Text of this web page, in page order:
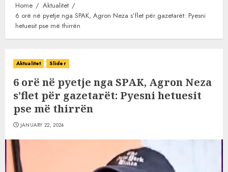
Home
Aktualitet
6 orë në pyetje nga SPAK, Agron Neza s’flet për gazetarët: Pyesni
hetuesit pse më thirrën
Aktualitet Slider
6 orë në pyetje nga SPAK, Agron Neza
s’flet për gazetarët: Pyesni hetuesit
pse më thirrën
JANUARY 22, 2024